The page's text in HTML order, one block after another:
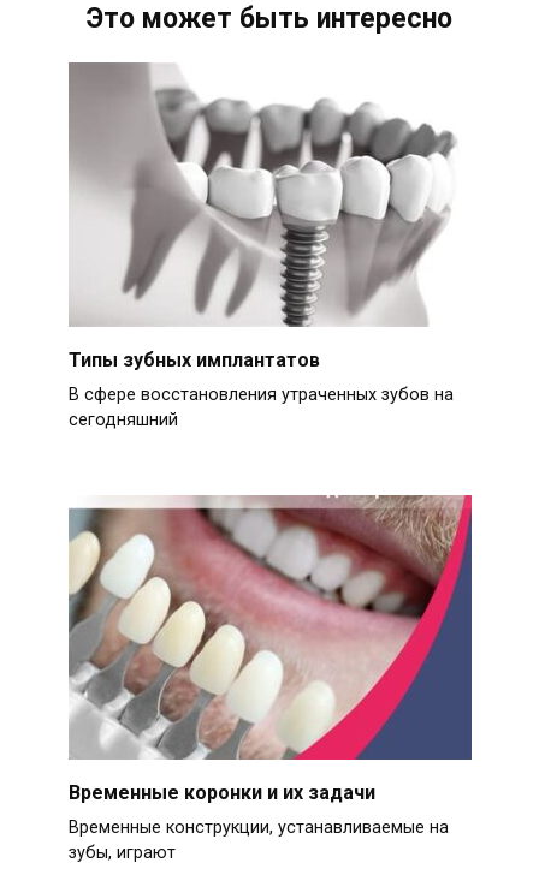
Это может быть интересно
Типы зубных имплантатов
В сфере восстановления утраченных зубов на
сегодняшний
Временные коронки и их задачи
Временные конструкции, устанавливаемые на
зубы, играют